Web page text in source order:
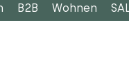
B2B Wohnen